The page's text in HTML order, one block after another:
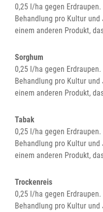
0,25 l/ha gegen
Behandlung pro Kultur
einem anderen Produkt,
Sorghum
0,25 l/ha gegen
Behandlung pro Kultur
einem anderen Produkt,
Tabak
0,25 l/ha gegen
Behandlung pro Kultur
einem anderen Produkt,
Trockenreis
0,25 l/ha gegen
Behandlung pro Kultur